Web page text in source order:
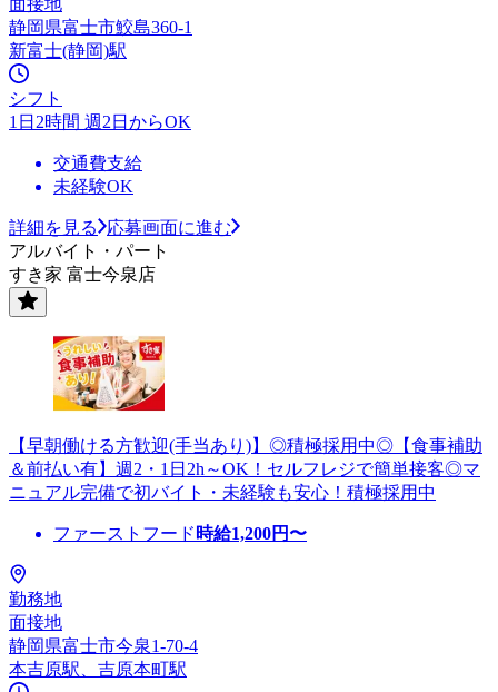
静岡県富士市鮫島360-1
新富士(静岡)駅
シフト
1日2時間 週2日からOK
交通費支給
未経験OK
詳細を見る
応募画面に進む
アルバイト・パート
すき家 富士今泉店
【早朝働ける方歓迎(手当あり)】◎積極採用中◎【食事補助
＆前払い有】週2・1日2h～OK！セルフレジで簡単接客◎マ
ニュアル完備で初バイト・未経験も安心！積極採用中
ファーストフード 時給1,200円〜
勤務地
面接地
静岡県富士市今泉1-70-4
本吉原駅、吉原本町駅